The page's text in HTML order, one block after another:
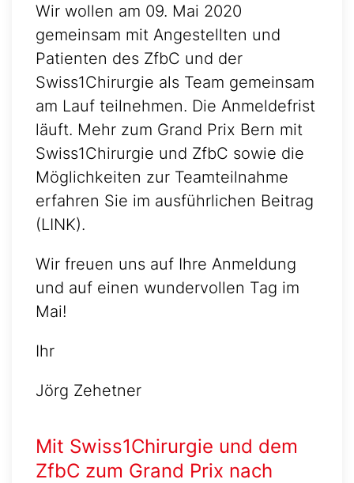
Wir wollen am 09. Mai 2020
gemeinsam mit Angestellten und
Patienten des ZfbC und der
Swiss1Chirurgie als Team gemeinsam
am Lauf teilnehmen. Die Anmeldefrist
läuft. Mehr zum Grand Prix Bern mit
Swiss1Chirurgie und ZfbC sowie die
Möglichkeiten zur Teamteilnahme
erfahren Sie im ausführlichen Beitrag
(LINK).
Wir freuen uns auf Ihre Anmeldung
und auf einen wundervollen Tag im
Mai!
Ihr
Jörg Zehetner
Mit Swiss1Chirurgie und dem
ZfbC zum Grand Prix nach